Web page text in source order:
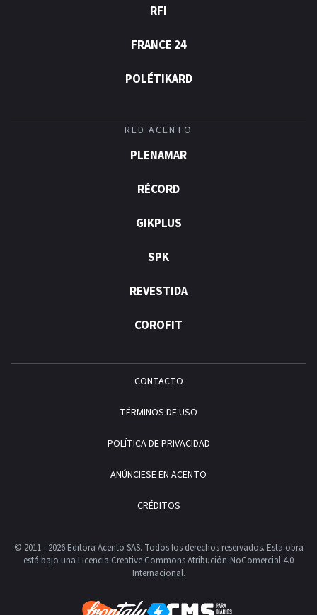
RFI
FRANCE 24
POLÉTIKARD
RED ACENTO
PLENAMAR
RÉCORD
GIKPLUS
SPK
REVESTIDA
COROFIT
CONTACTO
TÉRMINOS DE USO
POLÍTICA DE PRIVACIDAD
ANÚNCIESE EN ACENTO
CRÉDITOS
© 2011 - 2026 Editora Acento SAS. Todos los derechos reservados. Esta obra
está bajo una Licencia Creative Commons Atribución-NoComercial 4.0
Internacional.